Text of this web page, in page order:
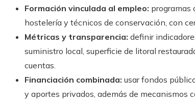
Formación vinculada al empleo: programas
hostelería y técnicos de conservación, con
Métricas y transparencia: definir
suministro local, superficie de litoral
cuentas.
Financiación combinada: usar fondos
y aportes privados, además de mecanismos